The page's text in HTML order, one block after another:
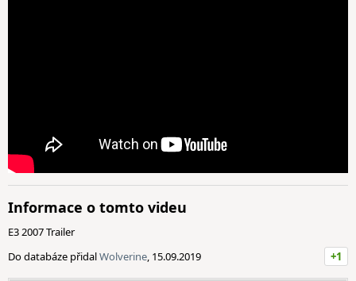
Informace o tomto videu
E3 2007 Trailer
Do databáze přidalWolverine, 15.09.2019 +1